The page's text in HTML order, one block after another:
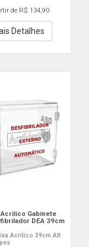
de R$ 134,90
Detalhes
Acrilico Gabinete
DEA 39cm
Acrilico 39cm Alt